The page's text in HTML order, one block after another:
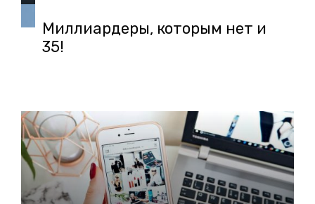
Миллиардеры, которым нет и
35!